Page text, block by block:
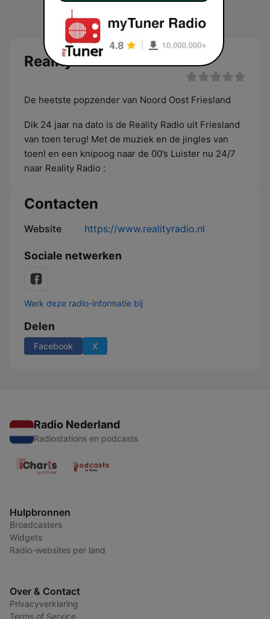
Reality Radio
De heetste popzender van Noord Oost Friesland
Dik 24 jaar na dato is de Reality Radio uit Friesland
van toen terug! Met de muziek en de jingles van
toen! en een knipoog naar de 00’s Luister nu 24/7
naar Reality Radio :
Contacten
Website https://www.realityradio.nl
Sociale netwerken
Werk deze radio-informatie bij
Delen
Facebook X
Radio Nederland
Radiostations en podcasts
Hulpbronnen
Broadcasters
Widgets
Radio-websites per land
Over & Contact
Privacyverklaring
Terms of Service